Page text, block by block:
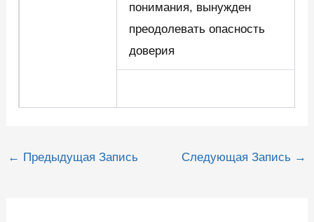
понимания, вынужден
преодолевать опасность
доверия
Навигация
← Предыдущая Запись Следующая Запись →